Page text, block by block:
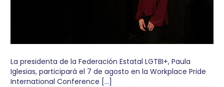
La presidenta de la Federación Estatal LGTBI+, Paula
Iglesias, participará el 7 de agosto en la Workplace Pride
International Conference […]